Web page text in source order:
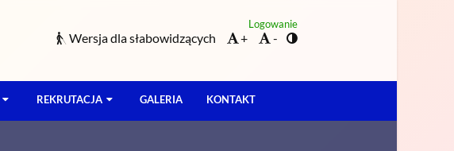
Logowanie
Wersja dla słabowidzących + -
REKRUTACJA GALERIA KONTAKT